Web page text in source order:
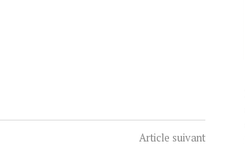
Article suivant